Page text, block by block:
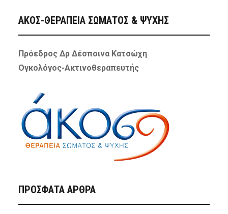
ΑΚΟΣ-ΘΕΡΑΠΕΙΑ ΣΩΜΑΤΟΣ & ΨΥΧΗΣ
Πρόεδρος Δρ Δέσποινα Κατσώχη
Ογκολόγος-Ακτινοθεραπευτής
ΠΡΌΣΦΑΤΑ ΆΡΘΡΑ